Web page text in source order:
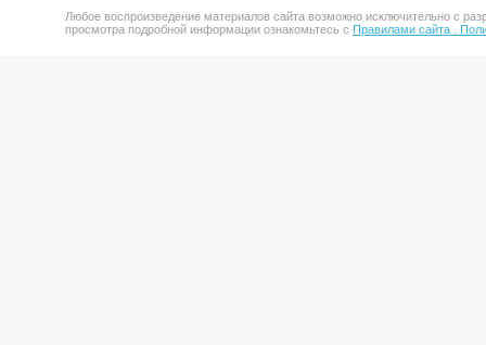
Любое воспроизведение материалов сайта возможно исключительно с
просмотра подробной информации ознакомьтесь с Правилами сайта .